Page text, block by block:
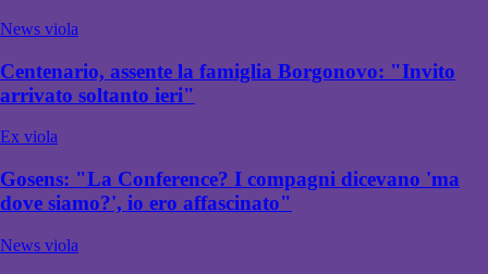
News viola
Centenario, assente la famiglia Borgonovo: "Invito
arrivato soltanto ieri"
Ex viola
Gosens: "La Conference? I compagni dicevano 'ma
dove siamo?', io ero affascinato"
News viola